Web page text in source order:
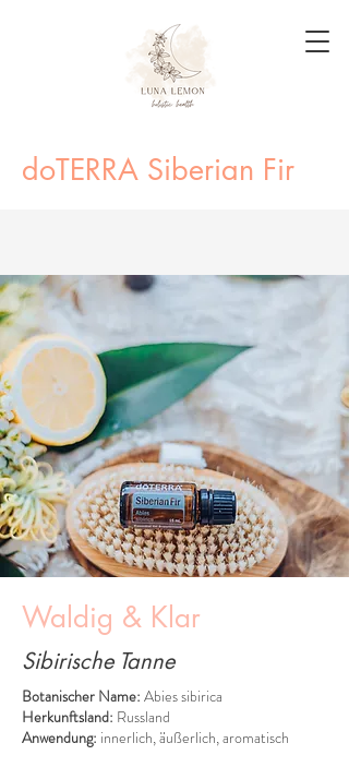
doTERRA Siberian Fir
Waldig & Klar
Sibirische Tanne
Botanischer Name: Abies sibirica
Herkunftsland: Russland
Anwendung: innerlich, äußerlich, aromatisch